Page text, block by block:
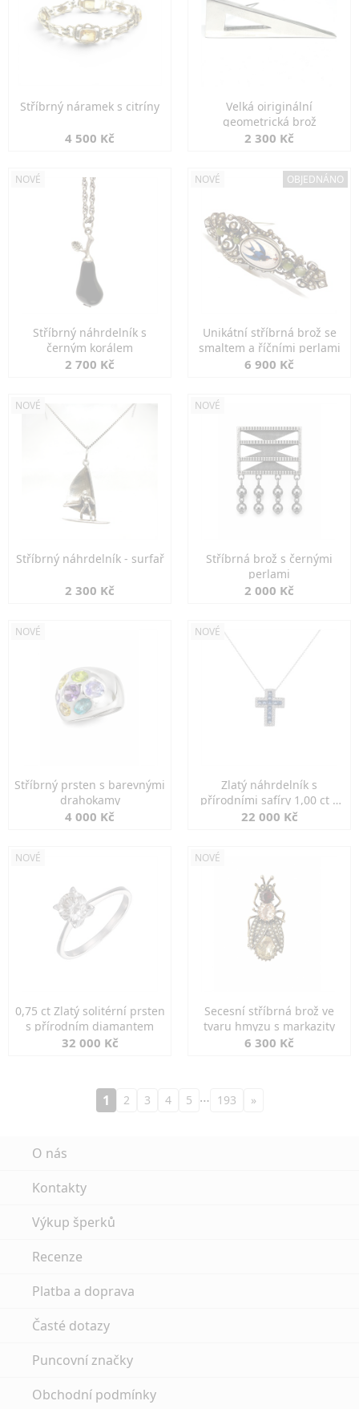
Stříbrný náramek s citríny
4 500 Kč
Velká oiriginální
geometrická brož
2 300 Kč
NOVÉ
Stříbrný náhrdelník s
černým korálem
2 700 Kč
NOVÉ OBJEDNÁNO
Unikátní stříbrná brož se
smaltem a říčními perlami
6 900 Kč
NOVÉ
Stříbrný náhrdelník - surfař
2 300 Kč
NOVÉ
Stříbrná brož s černými
perlami
2 000 Kč
NOVÉ
Stříbrný prsten s barevnými
drahokamy
4 000 Kč
NOVÉ
Zlatý náhrdelník s
přírodními safíry 1,00 ct a
diamanty
22 000 Kč
NOVÉ
0,75 ct Zlatý solitérní prsten
s přírodním diamantem
32 000 Kč
NOVÉ
Secesní stříbrná brož ve
tvaru hmyzu s markazity
6 300 Kč
1 2 3 4 5 … 193 »
O nás
Kontakty
Výkup šperků
Recenze
Platba a doprava
Časté dotazy
Puncovní značky
Obchodní podmínky